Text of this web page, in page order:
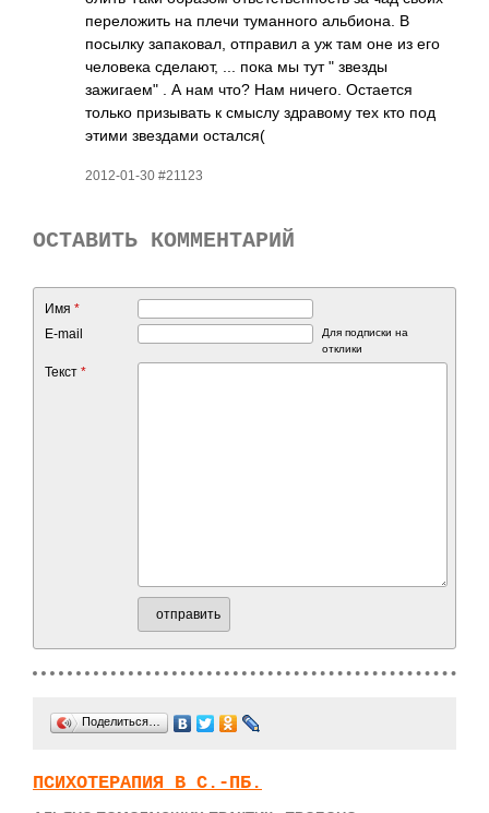
пере­ложить на плечи тума­нного альб­иона. В
посылку запа­ковал, отпр­авил а уж там оне из его
чело­века сдел­ают, ... пока мы тут " звезды
зажигаем" . А нам что? Нам ничего. Оста­ется
только приз­ывать к смыслу здра­вому тех кто под
этими звез­дами оста­лся(
2012-01-30 #21123
ОСТАВИТЬ КОММЕНТАРИЙ
Имя *
E-mail
Для подписки на
отклики
Текст *
отправить
Поделиться…
ПСИХОТЕРАПИЯ В С.-ПБ.